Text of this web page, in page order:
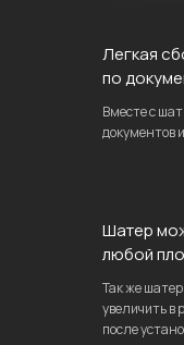
Легкая
по
Вместе с
документов
Шатер
любой
Так же
увеличить в
после